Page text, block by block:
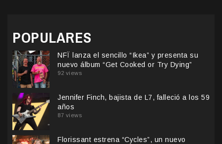
POPULARES
NFÏ lanza el sencillo “Ikea” y presenta su
nuevo álbum “Get Cooked or Try Dying”
92 views
Jennifer Finch, bajista de L7, falleció a los 59
años
87 views
Florissant estrena “Cycles”, un nuevo